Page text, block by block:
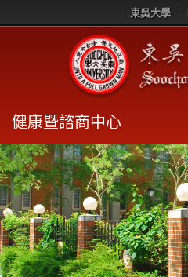
東吳大學
健康暨諮商中心